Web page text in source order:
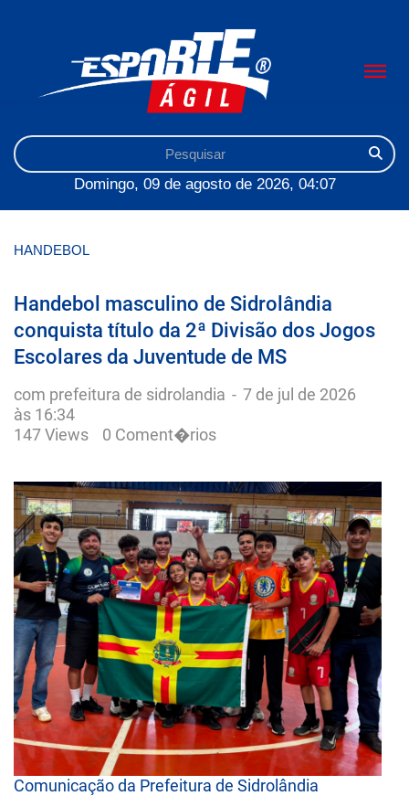
Domingo, 09 de agosto de 2026, 04:07
HANDEBOL
Handebol masculino de Sidrolândia
conquista título da 2ª Divisão dos Jogos
Escolares da Juventude de MS
com prefeitura de sidrolandia - 7 de jul de 2026
às 16:34
147 Views
0 Coment�rios
Comunicação da Prefeitura de Sidrolândia